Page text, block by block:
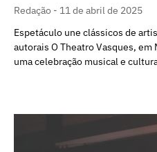
Redação
11 de abril de 2025
Espetáculo une clássicos de
autorais O Theatro Vasques, em
uma celebração musical e